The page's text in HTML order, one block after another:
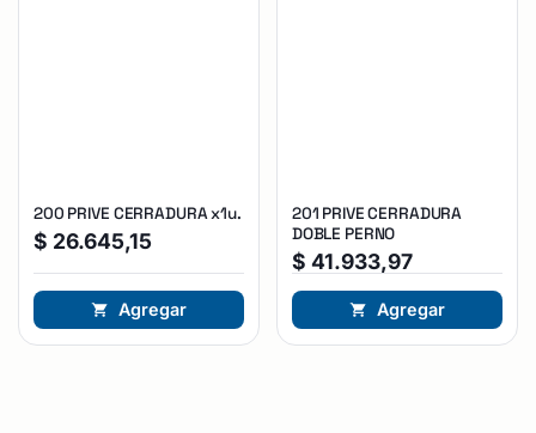
200 PRIVE CERRADURA x1u.
$ 26.645,15
Agregar
201 PRIVE CERRADURA
DOBLE PERNO
$ 41.933,97
Agregar